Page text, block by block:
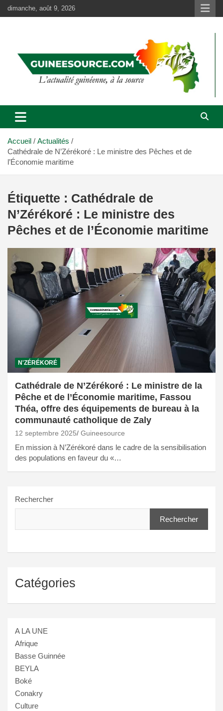
Aller
au
dimanche, août 9, 2026
Accueil
Actualités
Cathédrale de N’Zérékoré : Le ministre des Pêches et de
l’Économie maritime
Étiquette : Cathédrale de
N’Zérékoré : Le ministre des
Pêches et de l’Économie maritime
N'ZÉRÉKORÉ
Cathédrale de N’Zérékoré : Le ministre de la
Pêche et de l’Économie maritime, Fassou
Théa, offre des équipements de bureau à la
communauté catholique de Zaly
12 septembre 2025 Guineesource
En mission à N’Zérékoré dans le cadre de la sensibilisation
des populations en faveur du «…
Rechercher
Rechercher
Catégories
A LA UNE
Afrique
Basse Guinnée
BEYLA
Boké
Conakry
Culture